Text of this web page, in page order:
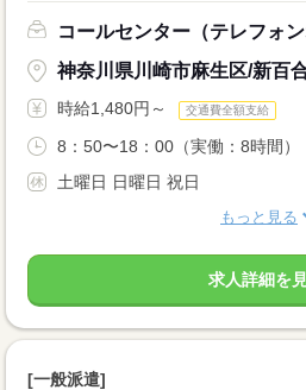
コールセンター（テレフォン
神奈川県川崎市麻生区/新百
時給1,480円～ 交通費全額支給
8：50〜18：00（実働：8時間）
土曜日 日曜日 祝日
もっと見る
求人詳細を
[一般派遣]